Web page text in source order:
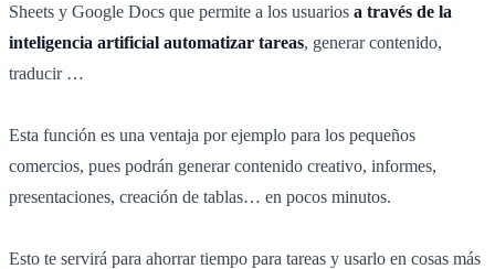
Sheets y Google Docs que permite a los usuarios a través de la
inteligencia artificial automatizar tareas, generar contenido,
traducir …
Esta función es una ventaja por ejemplo para los pequeños
comercios, pues podrán generar contenido creativo, informes,
presentaciones, creación de tablas… en pocos minutos.
Esto te servirá para ahorrar tiempo para tareas y usarlo en cosas más